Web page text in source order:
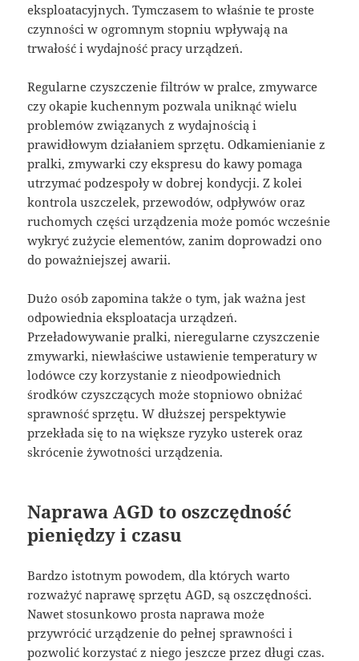
eksploatacyjnych. Tymczasem to właśnie te proste
czynności w ogromnym stopniu wpływają na
trwałość i wydajność pracy urządzeń.
Regularne czyszczenie filtrów w pralce, zmywarce
czy okapie kuchennym pozwala uniknąć wielu
problemów związanych z wydajnością i
prawidłowym działaniem sprzętu. Odkamienianie z
pralki, zmywarki czy ekspresu do kawy pomaga
utrzymać podzespoły w dobrej kondycji. Z kolei
kontrola uszczelek, przewodów, odpływów oraz
ruchomych części urządzenia może pomóc wcześnie
wykryć zużycie elementów, zanim doprowadzi ono
do poważniejszej awarii.
Dużo osób zapomina także o tym, jak ważna jest
odpowiednia eksploatacja urządzeń.
Przeładowywanie pralki, nieregularne czyszczenie
zmywarki, niewłaściwe ustawienie temperatury w
lodówce czy korzystanie z nieodpowiednich
środków czyszczących może stopniowo obniżać
sprawność sprzętu. W dłuższej perspektywie
przekłada się to na większe ryzyko usterek oraz
skrócenie żywotności urządzenia.
Naprawa AGD to oszczędność
pieniędzy i czasu
Bardzo istotnym powodem, dla których warto
rozważyć naprawę sprzętu AGD, są oszczędności.
Nawet stosunkowo prosta naprawa może
przywrócić urządzenie do pełnej sprawności i
pozwolić korzystać z niego jeszcze przez długi czas.